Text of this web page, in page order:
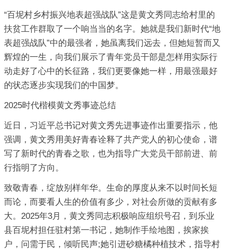
“百坭村乡村振兴地表超强战队”这是黄文秀同志给村里的
扶贫工作群取了一个响当当的名字。她就是我们新时代“地
表超强战队”中的最强者，她虽离我们远去，但她短暂而又
辉煌的一生，向我们展示了青年党员干部是怎样用实际行
动走好了心中的长征路，我们更要像她一样，用最强最好
的状态逐步实现我们的中国梦。
2025时代楷模黄文秀事迹总结
近日，习近平总书记对黄文秀先进事迹作出重要指示，他
强调，黄文秀用美好青春诠释了共产党人的初心使命，谱
写了新时代的青春之歌，也为指导广大党员干部前进、前
行指明了方向。
致敬青春，绽放别样年华。生命的厚度从来不以时间长短
而论，而要看人生的价值有多少，对社会所做的贡献有多
大。2025年3月，黄文秀同志积极响应组织号召，到乐业
县百坭村担任驻村第一书记，她制作手绘地图，挨家挨
户，问需于民，倾听民声;她引进砂糖橘种植技术，指导村